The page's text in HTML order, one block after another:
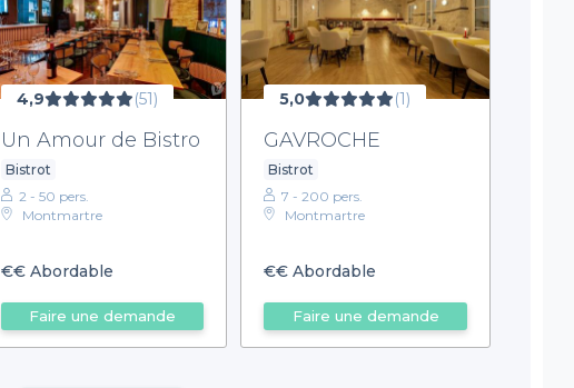
4,9 (51)
Un Amour de Bistro
Bistrot
2 - 50 pers.
Montmartre
€€Abordable
Faire une demande
5,0 (1)
GAVROCHE
Bistrot
7 - 200 pers.
Montmartre
€€ Abordable
Faire une demande